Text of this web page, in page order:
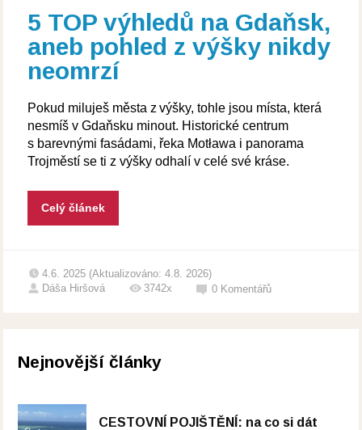
5 TOP výhledů na Gdaňsk,
aneb pohled z výšky nikdy
neomrzí
Pokud miluješ města z výšky, tohle jsou místa, která
nesmíš v Gdaňsku minout. Historické centrum
s barevnými fasádami, řeka Motława i panorama
Trojměstí se ti z výšky odhalí v celé své kráse.
Celý článek
4.6. 2025 (Aktualizováno: 4.8. 2026)
Dáša Hiršová
3742x 0 Komentářů
Nejnovější články
CESTOVNÍ POJIŠTĚNÍ: na co si dát